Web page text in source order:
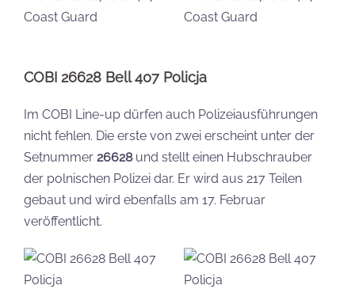
COBI 26628 Bell 407 Policja
Im COBI Line-up dürfen auch Polizeiausführungen
nicht fehlen. Die erste von zwei erscheint unter der
Setnummer 26628und stellt einen Hubschrauber
der polnischen Polizei dar. Er wird aus 217 Teilen
gebaut und wird ebenfalls am 17. Februar
veröffentlicht.